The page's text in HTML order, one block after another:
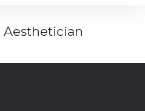
Aesthetician